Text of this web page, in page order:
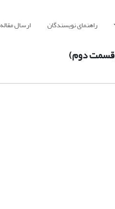
راهنمای نویسندگان ارسال مقاله
(قسمت دوم)